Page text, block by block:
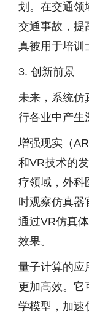
划。在交通领
交通事故，提
真被用于培训
3. 创新前景
未来，系统仿
行各业中产生
增强现实（
和VR技术的
疗领域，外科
时观察仿真器
通过VR仿真
效果。
量子计算的应
更加高效。它
学模型，加速